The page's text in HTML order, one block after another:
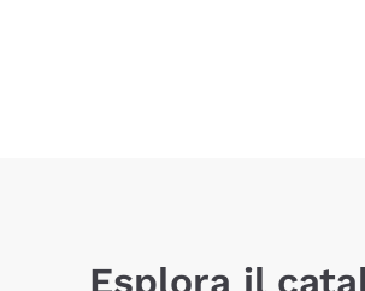
Esplora il